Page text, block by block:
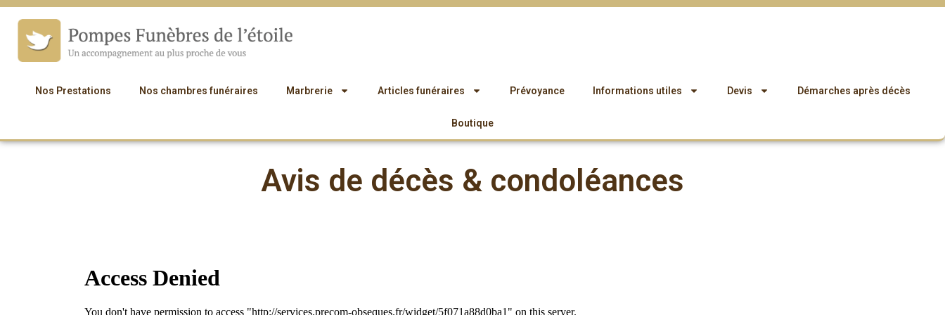
Nos Prestations Nos chambres funéraires Marbrerie Articles funéraires Prévoyance Informations utiles Devis Démarches après décès
Boutique
Avis de décès & condoléances